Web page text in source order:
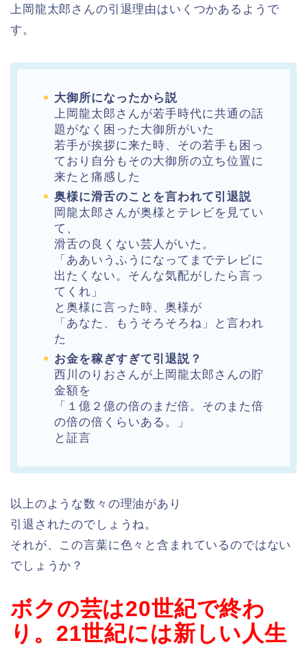
上岡龍太郎さんの引退理由はいくつかあるようで
す。
大御所になったから説
上岡龍太郎さんが若手時代に共通の話
題がなく困った大御所がいた
若手が挨拶に来た時、その若手も困っ
ており自分もその大御所の立ち位置に
来たと痛感した
奥様に滑舌のことを言われて引退説
岡龍太郎さんが奥様とテレビを見てい
て、
滑舌の良くない芸人がいた。
「ああいうふうになってまでテレビに
出たくない。そんな気配がしたら言っ
てくれ」
と奥様に言った時、奥様が
「あなた、もうそろそろね」と言われ
た
お金を稼ぎすぎて引退説？
西川のりおさんが上岡龍太郎さんの貯
金額を
「１億２億の倍のまだ倍。そのまた倍
の倍の倍くらいある。」
と証言
以上のような数々の理油があり
引退されたのでしょうね。
それが、この言葉に色々と含まれているのではない
でしょうか？
ボクの芸は20世紀で終わ
り。21世紀には新しい人生